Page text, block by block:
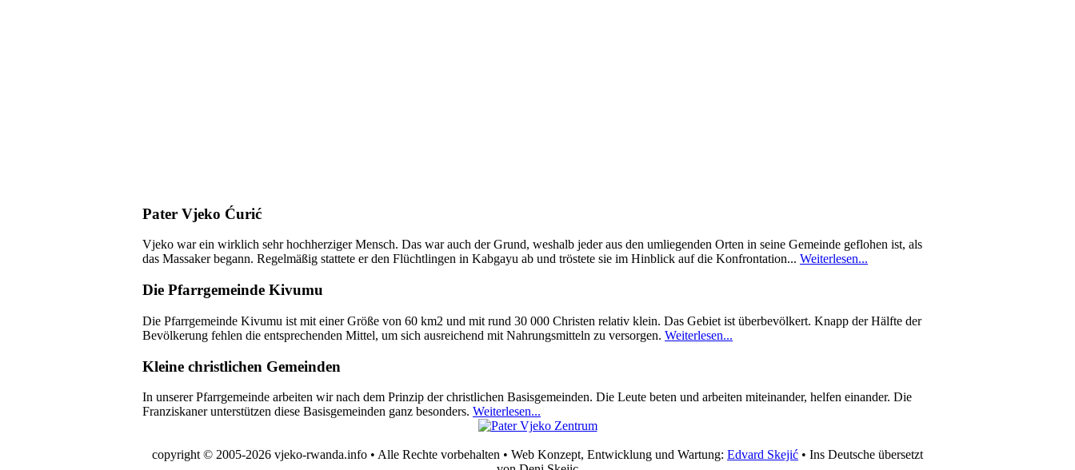
Pater Vjeko Ćurić
Vjeko war ein wirklich sehr hochherziger Mensch. Das war auch der Grund, weshalb jeder aus den umliegenden Orten in seine Gemeinde geflohen ist, als
das Massaker begann. Regelmäßig stattete er den Flüchtlingen in Kabgayu ab und tröstete sie im Hinblick auf die Konfrontation... Weiterlesen...
Die Pfarrgemeinde Kivumu
Die Pfarrgemeinde Kivumu ist mit einer Größe von 60 km2 und mit rund 30 000 Christen relativ klein. Das Gebiet ist überbevölkert. Knapp der Hälfte der
Bevölkerung fehlen die entsprechenden Mittel, um sich ausreichend mit Nahrungsmitteln zu versorgen. Weiterlesen...
Kleine christlichen Gemeinden
In unserer Pfarrgemeinde arbeiten wir nach dem Prinzip der christlichen Basisgemeinden. Die Leute beten und arbeiten miteinander, helfen einander. Die
Franziskaner unterstützen diese Basisgemeinden ganz besonders. Weiterlesen...
copyright © 2005-2026 vjeko-rwanda.info • Alle Rechte vorbehalten • Web Konzept, Entwicklung und Wartung: Edvard Skejić • Ins Deutsche übersetzt